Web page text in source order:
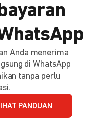
Anda menerima
di WhatsApp
tanpa perlu
PANDUAN